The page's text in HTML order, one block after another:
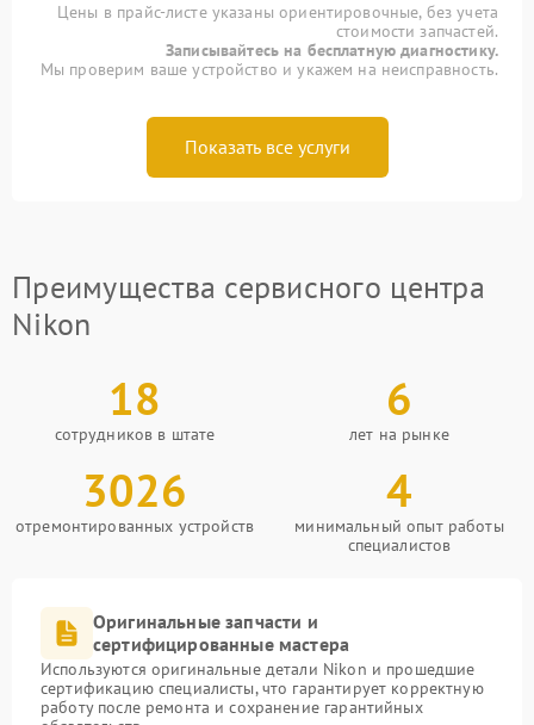
Цены в прайс-листе указаны ориентировочные, без учета
стоимости запчастей.
Записывайтесь на бесплатную диагностику.
Мы проверим ваше устройство и укажем на неисправность.
Показать все услуги
Преимущества сервисного центра
Nikon
18
сотрудников в штате
6
лет на рынке
3026
отремонтированных устройств
4
минимальный опыт работы
специалистов
Оригинальные запчасти и
сертифицированные мастера
Используются оригинальные детали Nikon и прошедшие
сертификацию специалисты, что гарантирует корректную
работу после ремонта и сохранение гарантийных